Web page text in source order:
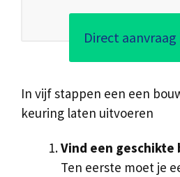
Direct
In vijf stappen een een
keuring laten uitvoeren
Vind een geschikte
Ten eerste moet je